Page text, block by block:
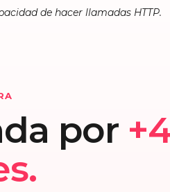
de hacer llamadas HTTP.
por